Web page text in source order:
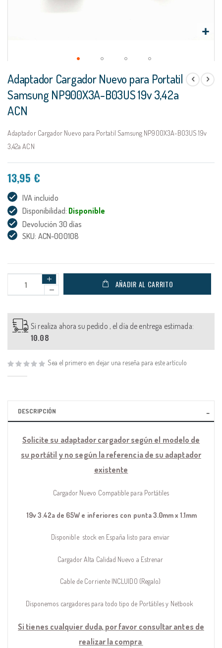
al
comienzo
de
la
galería
de
imágenes
Adaptador Cargador Nuevo para Portatil
Samsung NP900X3A-B03US 19v 3,42a
ACN
Adaptador Cargador Nuevo para Portatil Samsung NP900X3A-B03US 19v
3,42a ACN
13,95 €
IVA incluido
Disponibilidad: Disponible
Devolución 30 días
SKU: ACN-000108
AÑADIR AL CARRITO
Si realiza ahora su pedido , el día de entrega estimada:
10.08
Sea el primero en dejar una reseña para este artículo
DESCRIPCIÓN
Solicite su adaptador cargador según el modelo de
su portátil y no según la referencia de su adaptador
existente
Cargador Nuevo Compatible para Portátiles
19v 3.42a de 65W e inferiores con punta 3.0mm x 1.1mm
Disponible stock en España listo para enviar
Cargador Alta Calidad Nuevo a Estrenar
Cable de Corriente INCLUIDO (Regalo)
Disponemos cargadores para todo tipo de Portátiles y Netbook
Si tienes cualquier duda, por favor consultar antes de
realizar la compra